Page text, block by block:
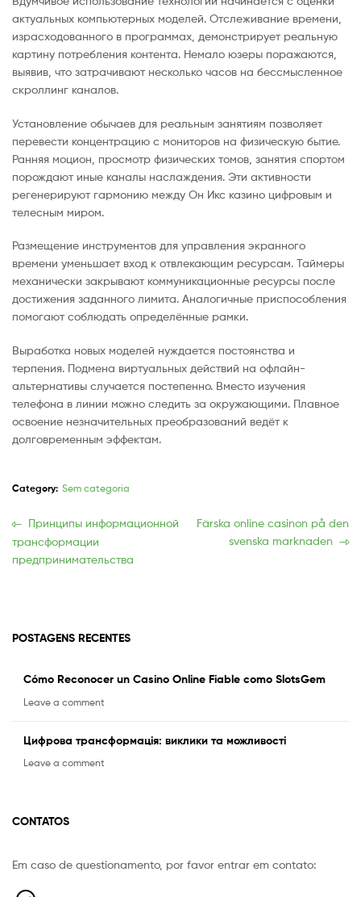
актуальных компьютерных моделей. Отслеживание времени,
израсходованного в программах, демонстрирует реальную
картину потребления контента. Немало юзеры поражаются,
выявив, что затрачивают несколько часов на бессмысленное
скроллинг каналов.
Установление обычаев для реальным занятиям позволяет
перевести концентрацию с мониторов на физическую бытие.
Ранняя моцион, просмотр физических томов, занятия спортом
порождают иные каналы наслаждения. Эти активности
регенерируют гармонию между Он Икс казино цифровым и
телесным миром.
Размещение инструментов для управления экранного
времени уменьшает вход к отвлекающим ресурсам. Таймеры
механически закрывают коммуникационные ресурсы после
достижения заданного лимита. Аналогичные приспособления
помогают соблюдать определённые рамки.
Выработка новых моделей нуждается постоянства и
терпения. Подмена виртуальных действий на офлайн-
альтернативы случается постепенно. Вместо изучения
телефона в линии можно следить за окружающими. Плавное
освоение незначительных преобразований ведёт к
долговременным эффектам.
Category: Sem categoria
Navegação
de
Previous
post:
Принципы информационной
трансформации
предпринимательства
Próxima
publicação:
Färska online casinon på den
svenska marknaden
POSTAGENS RECENTES
Cómo Reconocer un Casino Online Fiable como SlotsGem
Leave a comment
Цифрова трансформація: виклики та можливості
Leave a comment
CONTATOS
Em caso de questionamento, por favor entrar em contato: